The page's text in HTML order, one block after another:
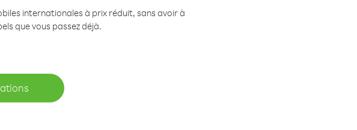
internationales à prix réduit, sans avoir à
que vous passez déjà.